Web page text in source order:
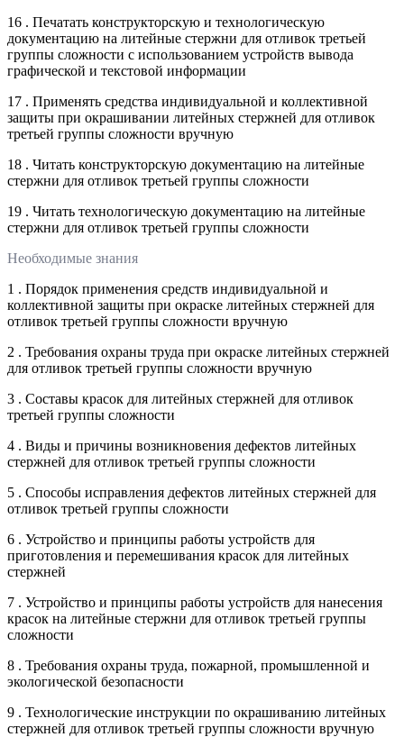
16 . Печатать конструкторскую и технологическую
документацию на литейные стержни для отливок третьей
группы сложности с использованием устройств вывода
графической и текстовой информации
17 . Применять средства индивидуальной и коллективной
защиты при окрашивании литейных стержней для отливок
третьей группы сложности вручную
18 . Читать конструкторскую документацию на литейные
стержни для отливок третьей группы сложности
19 . Читать технологическую документацию на литейные
стержни для отливок третьей группы сложности
Необходимые знания
1 . Порядок применения средств индивидуальной и
коллективной защиты при окраске литейных стержней для
отливок третьей группы сложности вручную
2 . Требования охраны труда при окраске литейных стержней
для отливок третьей группы сложности вручную
3 . Составы красок для литейных стержней для отливок
третьей группы сложности
4 . Виды и причины возникновения дефектов литейных
стержней для отливок третьей группы сложности
5 . Способы исправления дефектов литейных стержней для
отливок третьей группы сложности
6 . Устройство и принципы работы устройств для
приготовления и перемешивания красок для литейных
стержней
7 . Устройство и принципы работы устройств для нанесения
красок на литейные стержни для отливок третьей группы
сложности
8 . Требования охраны труда, пожарной, промышленной и
экологической безопасности
9 . Технологические инструкции по окрашиванию литейных
стержней для отливок третьей группы сложности вручную